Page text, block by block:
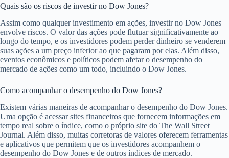
Quais são os riscos de investir no Dow Jones?
Assim como qualquer investimento em ações, investir no Dow Jones
envolve riscos. O valor das ações pode flutuar significativamente ao
longo do tempo, e os investidores podem perder dinheiro se venderem
suas ações a um preço inferior ao que pagaram por elas. Além disso,
eventos econômicos e políticos podem afetar o desempenho do
mercado de ações como um todo, incluindo o Dow Jones.
Como acompanhar o desempenho do Dow Jones?
Existem várias maneiras de acompanhar o desempenho do Dow Jones.
Uma opção é acessar sites financeiros que fornecem informações em
tempo real sobre o índice, como o próprio site do The Wall Street
Journal. Além disso, muitas corretoras de valores oferecem ferramentas
e aplicativos que permitem que os investidores acompanhem o
desempenho do Dow Jones e de outros índices de mercado.